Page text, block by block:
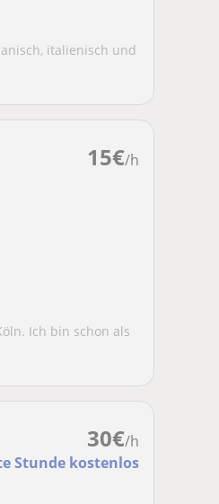
italienisch und
15€/h
Ich bin schon als
30€/h
Stunde kostenlos